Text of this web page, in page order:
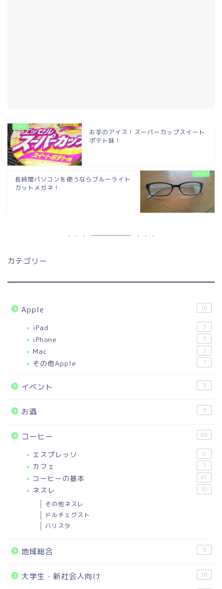
お芋のアイス！スーパーカップスイート
ポテト味！
長時間パソコンを使うならブルーライト
カットメガネ！
カテゴリー
Apple 16
iPad 5
iPhone 3
Mac 2
その他Apple 7
イベント 5
お酒 3
コーヒー 89
エスプレッソ 8
カフェ 7
コーヒーの基本 41
ネスレ 30
その他ネスレ
ドルチェグスト
バリスタ
地域総合 3
大学生・新社会人向け 16